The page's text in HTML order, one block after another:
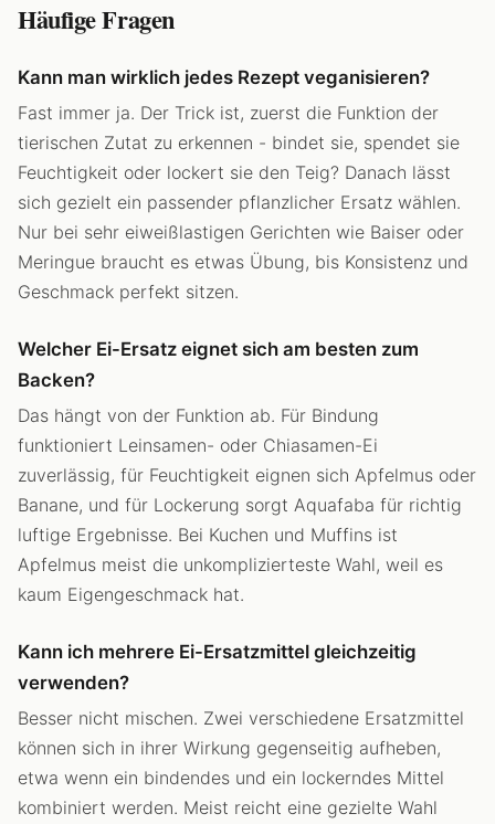
Häufige Fragen
Kann man wirklich jedes Rezept veganisieren?
Fast immer ja. Der Trick ist, zuerst die Funktion der
tierischen Zutat zu erkennen - bindet sie, spendet sie
Feuchtigkeit oder lockert sie den Teig? Danach lässt
sich gezielt ein passender pflanzlicher Ersatz wählen.
Nur bei sehr eiweißlastigen Gerichten wie Baiser oder
Meringue braucht es etwas Übung, bis Konsistenz und
Geschmack perfekt sitzen.
Welcher Ei-Ersatz eignet sich am besten zum
Backen?
Das hängt von der Funktion ab. Für Bindung
funktioniert Leinsamen- oder Chiasamen-Ei
zuverlässig, für Feuchtigkeit eignen sich Apfelmus oder
Banane, und für Lockerung sorgt Aquafaba für richtig
luftige Ergebnisse. Bei Kuchen und Muffins ist
Apfelmus meist die unkomplizierteste Wahl, weil es
kaum Eigengeschmack hat.
Kann ich mehrere Ei-Ersatzmittel gleichzeitig
verwenden?
Besser nicht mischen. Zwei verschiedene Ersatzmittel
können sich in ihrer Wirkung gegenseitig aufheben,
etwa wenn ein bindendes und ein lockerndes Mittel
kombiniert werden. Meist reicht eine gezielte Wahl